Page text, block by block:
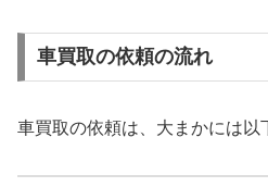
車買取の依頼の流れ
車買取の依頼は、大まかには以